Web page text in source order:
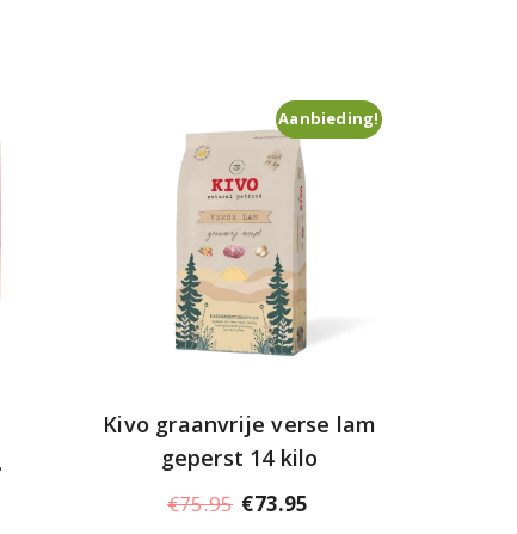
Aanbieding!
Kivo graanvrije verse lam
geperst 14 kilo
€75.95 Oorspronkelijke
€73.95